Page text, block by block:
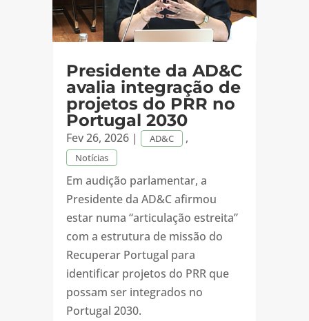
Presidente da AD&C
avalia integração de
projetos do PRR no
Portugal 2030
Fev 26, 2026| AD&C ,
Notícias
Em audição parlamentar, a
Presidente da AD&C afirmou
estar numa “articulação estreita”
com a estrutura de missão do
Recuperar Portugal para
identificar projetos do PRR que
possam ser integrados no
Portugal 2030.